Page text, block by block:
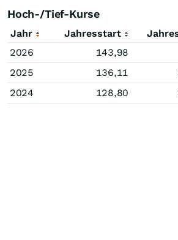
Hoch-/Tief-Kurse
Jahr Jahresstart
2026
143,98
2025
136,11
2024
128,80